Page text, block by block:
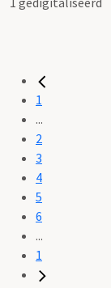
1
...
2
3
4
5
6
...
1